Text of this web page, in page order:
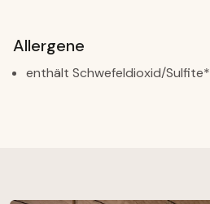
Allergene
enthält Schwefeldioxid/Sulfite*